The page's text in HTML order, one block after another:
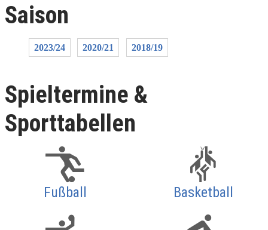
Saison
2023/24 2020/21 2018/19
Spieltermine &
Sporttabellen
Fußball Basketball